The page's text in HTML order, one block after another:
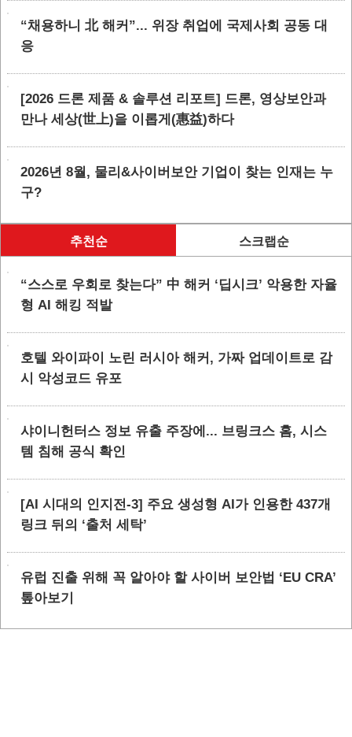
“채용하니 北 해커”... 위장 취업에 국제사회 공동 대
응
[2026 드론 제품 & 솔루션 리포트] 드론, 영상보안과
만나 세상(世上)을 이롭게(惠益)하다
2026년 8월, 물리&사이버보안 기업이 찾는 인재는 누
구?
추천순 스크랩순
“스스로 우회로 찾는다” 中 해커 ‘딥시크’ 악용한 자율
형 AI 해킹 적발
호텔 와이파이 노린 러시아 해커, 가짜 업데이트로 감
시 악성코드 유포
샤이니헌터스 정보 유출 주장에... 브링크스 홈, 시스
템 침해 공식 확인
[AI 시대의 인지전-3] 주요 생성형 AI가 인용한 437개
링크 뒤의 ‘출처 세탁’
유럽 진출 위해 꼭 알아야 할 사이버 보안법 ‘EU CRA’
톺아보기